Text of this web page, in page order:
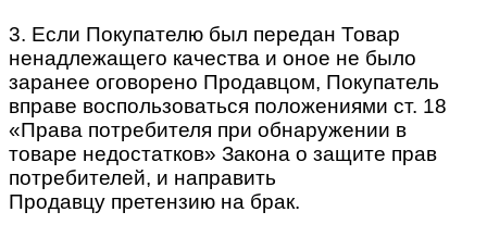
3. Если Покупателю был передан Товар
ненадлежащего качества и оное не было
заранее оговорено Продавцом, Покупатель
вправе воспользоваться положениями ст. 18
«Права потребителя при обнаружении в
товаре недостатков» Закона о защите прав
потребителей, и направить
Продавцу претензию на брак.